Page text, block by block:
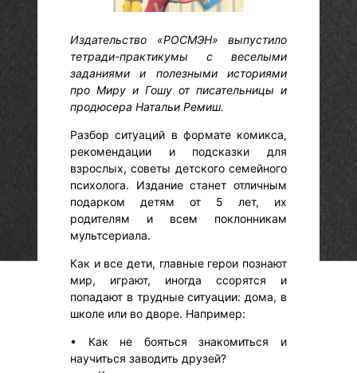
Издательство «РОСМЭН» выпустило
тетради-практикумы с веселыми
заданиями и полезными историями
про Миру и Гошу от писательницы и
продюсера Натальи Ремиш.
Разбор ситуаций в формате комикса,
рекомендации и подсказки для
взрослых, советы детского семейного
психолога. Издание станет отличным
подарком детям от 5 лет, их
родителям и всем поклонникам
мультсериала.
Как и все дети, главные герои познают
мир, играют, иногда ссорятся и
попадают в трудные ситуации: дома, в
школе или во дворе. Например:
• Как не бояться знакомиться и
научиться заводить друзей?